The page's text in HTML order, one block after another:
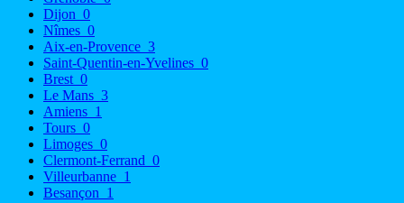
Dijon 0
Nîmes 0
Aix-en-Provence 3
Saint-Quentin-en-Yvelines 0
Brest 0
Le Mans 3
Amiens 1
Tours 0
Limoges 0
Clermont-Ferrand 0
Villeurbanne 1
Besançon 1